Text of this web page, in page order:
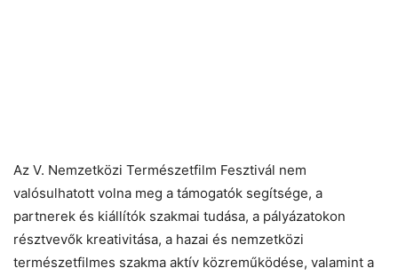
Az V. Nemzetközi Természetfilm Fesztivál nem
valósulhatott volna meg a támogatók segítsége, a
partnerek és kiállítók szakmai tudása, a pályázatokon
résztvevők kreativitása, a hazai és nemzetközi
természetfilmes szakma aktív közreműködése, valamint a